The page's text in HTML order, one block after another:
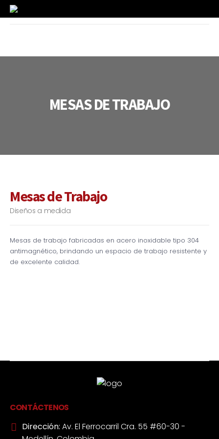
MESAS DE TRABAJO
Mesas de Trabajo
Diseños a medida
Mesas de trabajo fabricadas en acero inoxidable tipo 304
antimagnético, brindando un espacio de trabajo resistente y
de excelente calidad.
CONTÁCTENOS
Dirección: Av. El Ferrocarril Cra. 55 #60-30 -